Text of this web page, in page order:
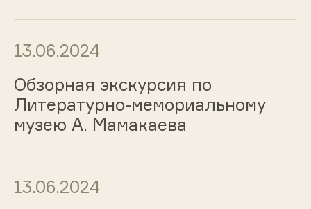
13.06.2024
Обзорная экскурсия по
Литературно-мемориальному
музею А. Мамакаева
13.06.2024